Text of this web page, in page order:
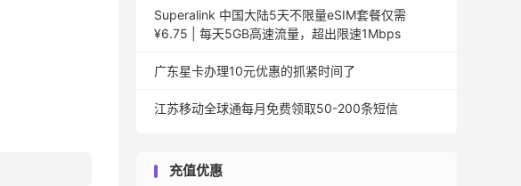
Superalink 中国大陆5天不限量eSIM套餐仅需
¥6.75 | 每天5GB高速流量，超出限速1Mbps
广东星卡办理10元优惠的抓紧时间了
江苏移动全球通每月免费领取50-200条短信
充值优惠